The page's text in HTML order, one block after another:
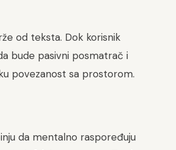
od teksta. Dok korisnik
bude pasivni posmatrač i
povezanost sa prostorom.
da mentalno raspoređuju